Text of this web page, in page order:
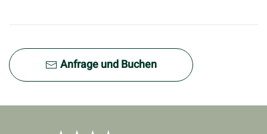
Anfrage und Buchen